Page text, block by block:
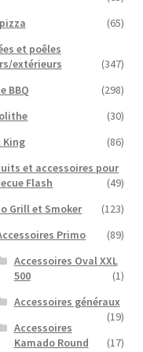
(65)
et poêles
extérieurs
(347)
BBQ
(298)
(30)
King
(86)
et accessoires pour
Flash
(49)
Grill et Smoker
(123)
Primo
(89)
Accessoires Oval XXL
500
(1)
Accessoires généraux
(19)
Accessoires
Kamado Round
(17)